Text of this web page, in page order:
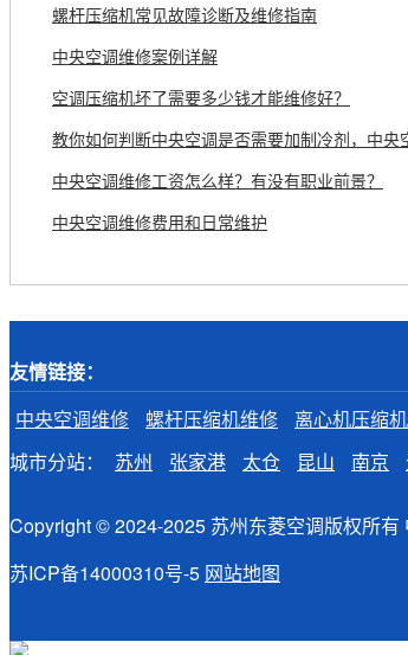
螺杆压缩机常见故障诊断及维修指南
中央空调维修案例详解
空调压缩机坏了需要多少钱才能维修好？
教你如何判断中央空调是否需要加制冷剂，中央
中央空调维修工资怎么样？有没有职业前景？
中央空调维修费用和日常维护
友情链接：
中央空调维修
螺杆压缩机维修 离心机压缩
城市分站：
苏州 张家港 太仓 昆山 南京
Copyright © 2024-2025 苏州东菱空调版权所
苏ICP备14000310号-5 网站地图